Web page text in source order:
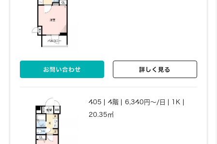
お問い合わせ 詳しく見る
405 4階 6,340円～/日
1K
20.35㎡